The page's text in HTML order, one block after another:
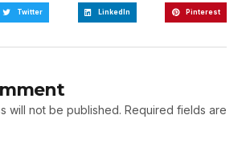
Twitter LinkedIn Pinterest
will not be published. Required fields are